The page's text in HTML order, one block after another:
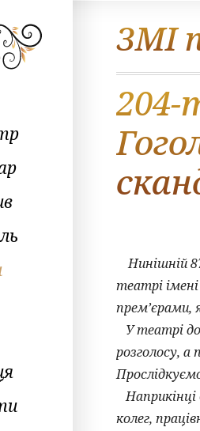
ЗМІ
204-
Нинішній
театрі
прем’єрами,
У театрі
розголосу, а
Наприкінці
колег,